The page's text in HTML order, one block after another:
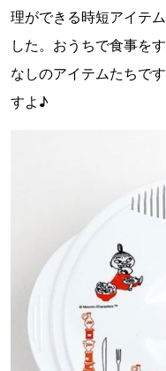
理ができる時短アイテ
した。おうちで食事を
なしのアイテムたちで
すよ♪